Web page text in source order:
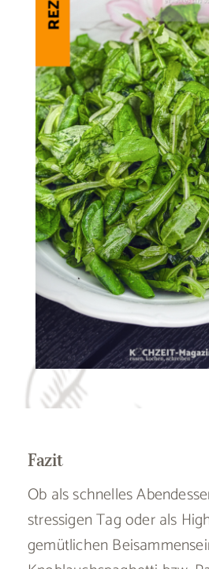
Fazit
Ob als schnelles
stressigen Tag oder als
gemütlichen